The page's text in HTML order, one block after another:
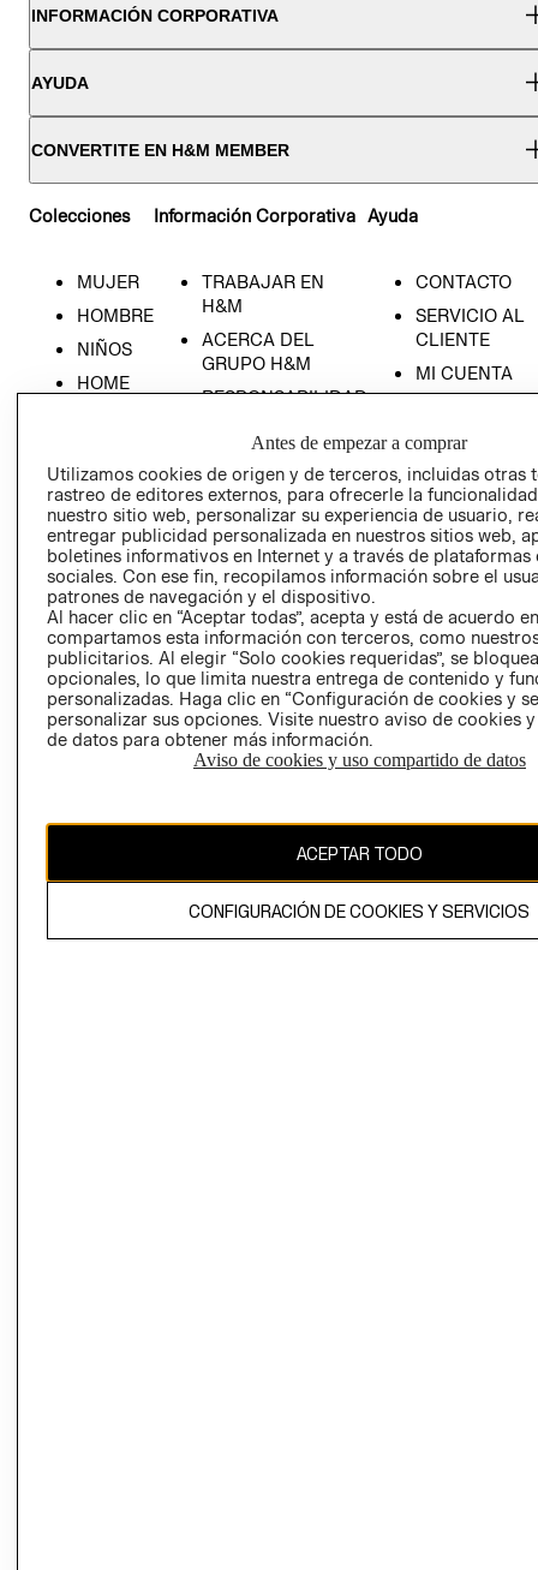
INFORMACIÓN CORPORATIVA
AYUDA
CONVERTITE EN H&M MEMBER
Colecciones
MUJER
HOMBRE
NIÑOS
HOME
Información Corporativa
TRABAJAR EN
H&M
ACERCA DEL
GRUPO H&M
RESPONSABILIDAD
PRENSA
RELACIÓN CON
INVERSIONISTAS
POLÍTICA
EMPRESARIAL
Ayuda
CONTACTO
SERVICIO AL
CLIENTE
MI CUENTA
- RETIRO EN
TIENDA
TÉRMINOS Y
CONDICIONES
PRIVACIDAD
GIFT CARD
AVISO DE
COOKIES
Uruguay ($U)
Antes de empezar a comprar
Utilizamos cookies de origen y de terceros, incluidas otras
rastreo de editores externos, para ofrecerle la
nuestro sitio web, personalizar su experiencia de usuario,
entregar publicidad personalizada en nuestros sitios web,
boletines informativos en Internet y a través de plataformas
sociales. Con ese fin, recopilamos información sobre el
patrones de navegación y el dispositivo.
Al hacer clic en “Aceptar todas”, acepta y está de acuerdo
compartamos esta información con terceros, como
publicitarios. Al elegir “Solo cookies requeridas”, se
opcionales, lo que limita nuestra entrega de contenido y
personalizadas. Haga clic en “Configuración de cookies y
personalizar sus opciones. Visite nuestro aviso de cookies
de datos para obtener más información.
Aviso de cookies y uso compartido de datos
ACEPTAR TODO
CONFIGURACIÓN DE COOKIES Y SERVICIOS